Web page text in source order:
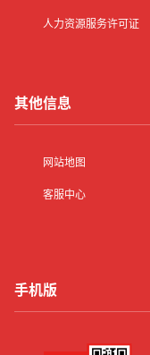
人力资源服务许可证
其他信息
网站地图
客服中心
手机版